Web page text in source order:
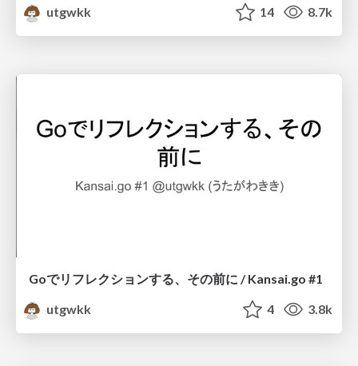
utgwkk 14 8.7k
Goでリフレクションする、その前に / Kansai.go #1
utgwkk
4 3.8k